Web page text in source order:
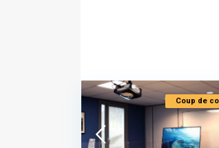
Coup de